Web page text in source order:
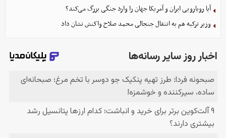
آیا رویارویی ایران و آمریکا جهان را وارد جنگی بزرگ می‌کند؟
وزیر ترکیه هم به انتقال جنجالی محمد صلاح واکنش نشان داد